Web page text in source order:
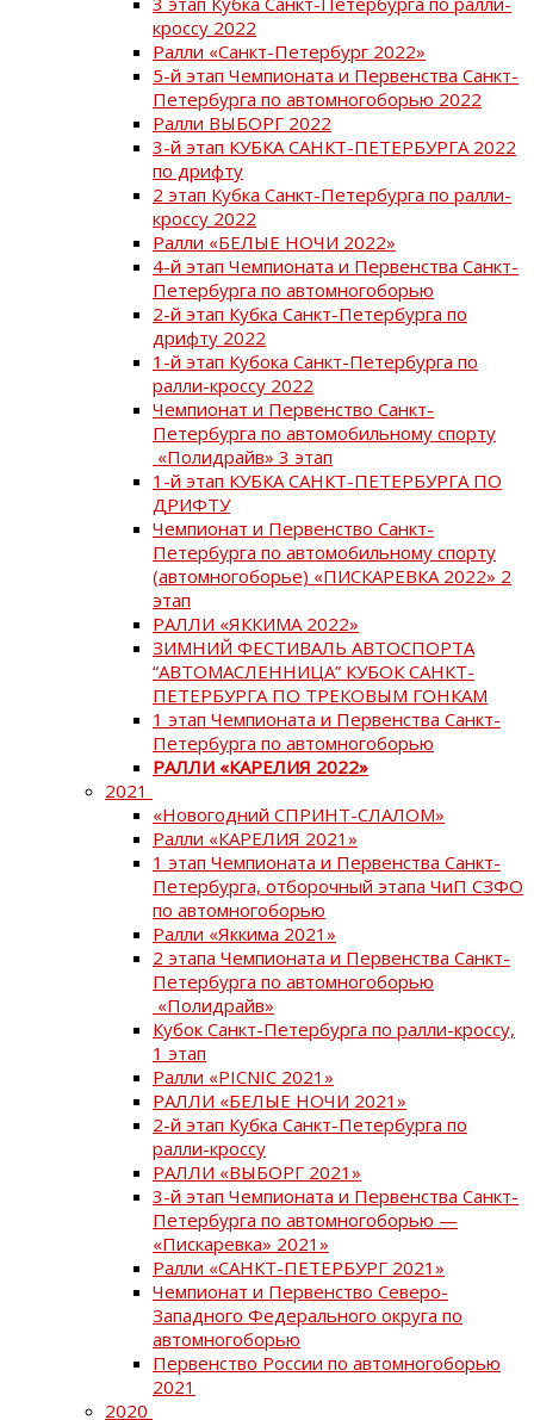
кроссу 2022
Ралли «Санкт-Петербург 2022»
5-й этап Чемпионата и Первенства Санкт-
Петербурга по автомногоборью 2022
Ралли ВЫБОРГ 2022
3-й этап КУБКА САНКТ-ПЕТЕРБУРГА 2022
по дрифту
2 этап Кубка Санкт-Петербурга по ралли-
кроссу 2022
Ралли «БЕЛЫЕ НОЧИ 2022»
4-й этап Чемпионата и Первенства Санкт-
Петербурга по автомногоборью
2-й этап Кубка Санкт-Петербурга по
дрифту 2022
1-й этап Кубока Санкт-Петербурга по
ралли-кроссу 2022
Чемпионат и Первенство Санкт-
Петербурга по автомобильному спорту
«Полидрайв» 3 этап
1-й этап КУБКА САНКТ-ПЕТЕРБУРГА ПО
ДРИФТУ
Чемпионат и Первенство Санкт-
Петербурга по автомобильному спорту
(автомногоборье) «ПИСКАРЕВКА 2022» 2
этап
РАЛЛИ «ЯККИМА 2022»
ЗИМНИЙ ФЕСТИВАЛЬ АВТОСПОРТА
“АВТОМАСЛЕННИЦА” КУБОК САНКТ-
ПЕТЕРБУРГА ПО ТРЕКОВЫМ ГОНКАМ
1 этап Чемпионата и Первенства Санкт-
Петербурга по автомногоборью
РАЛЛИ «КАРЕЛИЯ 2022»
2021
«Новогодний СПРИНТ-СЛАЛОМ»
Ралли «КАРЕЛИЯ 2021»
1 этап Чемпионата и Первенства Санкт-
Петербурга, отборочный этапа ЧиП СЗФО
по автомногоборью
Ралли «Яккима 2021»
2 этапа Чемпионата и Первенства Санкт-
Петербурга по автомногоборью
«Полидрайв»
Кубок Санкт-Петербурга по ралли-кроссу,
1 этап
Ралли «PICNIC 2021»
РАЛЛИ «БЕЛЫЕ НОЧИ 2021»
2-й этап Кубка Санкт-Петербурга по
ралли-кроссу
РАЛЛИ «ВЫБОРГ 2021»
3-й этап Чемпионата и Первенства Санкт-
Петербурга по автомногоборью —
«Пискаревка» 2021»
Ралли «САНКТ-ПЕТЕРБУРГ 2021»
Чемпионат и Первенство Северо-
Западного Федерального округа по
автомногоборью
Первенство России по автомногоборью
2021
2020